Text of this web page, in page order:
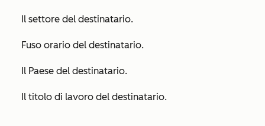
Il settore del destinatario.
Fuso orario del destinatario.
Il Paese del destinatario.
Il titolo di lavoro del destinatario.